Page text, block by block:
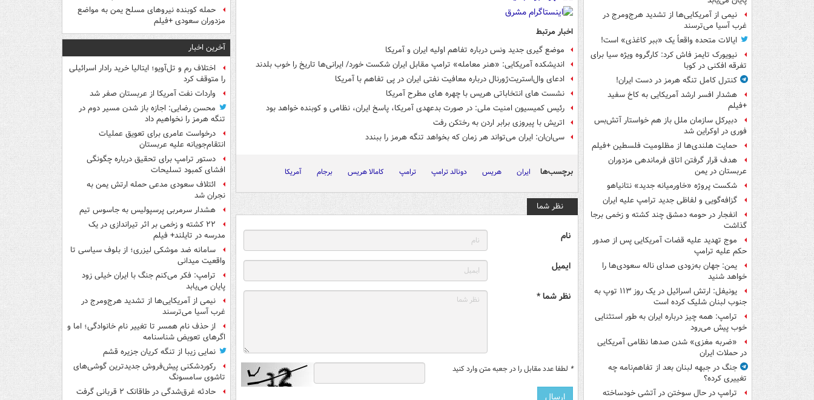
نیمی از آمریکایی‌ها از تشدید هرج‌ومرج در
غرب آسیا می‌ترسند
ایالات متحده واقعاً یک «ببر کاغذی» است!
نیویورک تایمز فاش کرد: کارگروه ویژه سیا برای
تفرقه افکنی در کوبا
کنترل کامل تنگه هرمز در دست ایران!
هشدار افسر ارشد آمریکایی به کاخ سفید
+فیلم
دبیرکل سازمان ملل باز هم خواستار آتش‌بس
فوری در اوکراین شد
حمایت هلندی‌ها از مظلومیت فلسطین +فیلم
هدف قرار گرفتن اتاق‌ فرماندهی مزدوران
عربستان در یمن
شکست پروژه «خاورمیانه جدید» نتانیاهو
گزافه‌گویی و لفاظی جدید ترامپ علیه ایران
انفجار در حومه دمشق چند کشته و زخمی برجا
گذاشت
موج تهدید علیه قضات آمریکایی پس از صدور
حکم علیه ترامپ
یمن: جهان به‌زودی صدای ناله سعودی‌ها را
خواهد شنید
یونیفل: ارتش اسرائیل در یک روز ۱۱۳ توپ به
جنوب لبنان شلیک کرده است
ترامپ: همه چیز درباره ایران به طور استثنایی
خوب پیش می‌رود
«ضربه مغزی» شدن صدها نظامی آمریکایی
در حملات ایران
جنگ در جبهه لبنان بعد از تفاهم‌نامه چه
تغییری کرده؟
ترامپ در حال سوختن در آتشی خودساخته
اخبار مرتبط
موضع گیری جدید ونس درباره تفاهم اولیه ایران و آمریکا
اندیشکده آمریکایی: «هنر معامله» ترامپ مقابل ایران شکست خورد/ ایرانی‌ها تاریخ را خوب بلدند
ادعای وال‌استریت‌ژورنال درباره معافیت نفتی ایران در پی تفاهم با آمریکا
نشست های انتخاباتی هریس با چهره های مطرح آمریکا
رئیس کمیسیون امنیت ملی: در صورت بدعهدی آمریکا، پاسخ ایران، نظامی و کوبنده خواهد بود
اتریش با پیروزی برابر اردن به رختکن رفت
سی‌ان‌ان: ایران می‌تواند هر زمان که بخواهد تنگه هرمز را ببندد
برچسب‌ها ایران هریس دونالد ترامپ ترامپ کامالا هریس برجام آمریکا
نظر شما
نام
ایمیل
نظر شما *
* لطفا عدد مقابل را در جعبه متن وارد کنید
حمله کوبنده نیروهای مسلح یمن به مواضع
مزدوران سعودی +فیلم
آخرین اخبار
اختلاف رم و تل‌آویو؛ ایتالیا خرید رادار اسرائیلی
را متوقف کرد
واردات نفت آمریکا از عربستان صفر شد
محسن رضایی: اجازه باز شدن مسیر دوم در
تنگه هرمز را نخواهیم داد
درخواست عامری برای تعویق عملیات
انتقام‌جویانه علیه عربستان
دستور ترامپ برای تحقیق درباره چگونگی
افشای کمبود تسلیحات
ائتلاف سعودی مدعی حمله ارتش یمن به
نجران شد
هشدار سرمربی پرسپولیس به جاسوس تیم
۲۲ کشته و زخمی بر اثر تیراندازی در یک
مدرسه در تایلند+ فیلم
سامانه ضد موشکی لیزری؛ از بلوف سیاسی تا
واقعیت میدانی
ترامپ: فکر می‌کنم جنگ با ایران خیلی زود
پایان می‌یابد
نیمی از آمریکایی‌ها از تشدید هرج‌ومرج در
غرب آسیا می‌ترسند
از حذف نام همسر تا تغییر نام خانوادگی؛ اما و
اگرهای تعویض شناسنامه
نمایی زیبا از تنگه کریان جزیره قشم
رکوردشکنی پیش‌فروش جدیدترین گوشی‌های
تاشوی سامسونگ
حادثه غرق‌شدگی در طاقانک ۲ قربانی گرفت